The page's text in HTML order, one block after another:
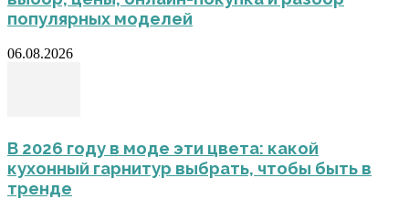
популярных моделей
06.08.2026
В 2026 году в моде эти цвета: какой
кухонный гарнитур выбрать, чтобы быть в
тренде